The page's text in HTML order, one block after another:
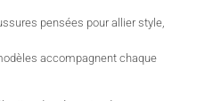
pensées pour allier style,
accompagnent chaque